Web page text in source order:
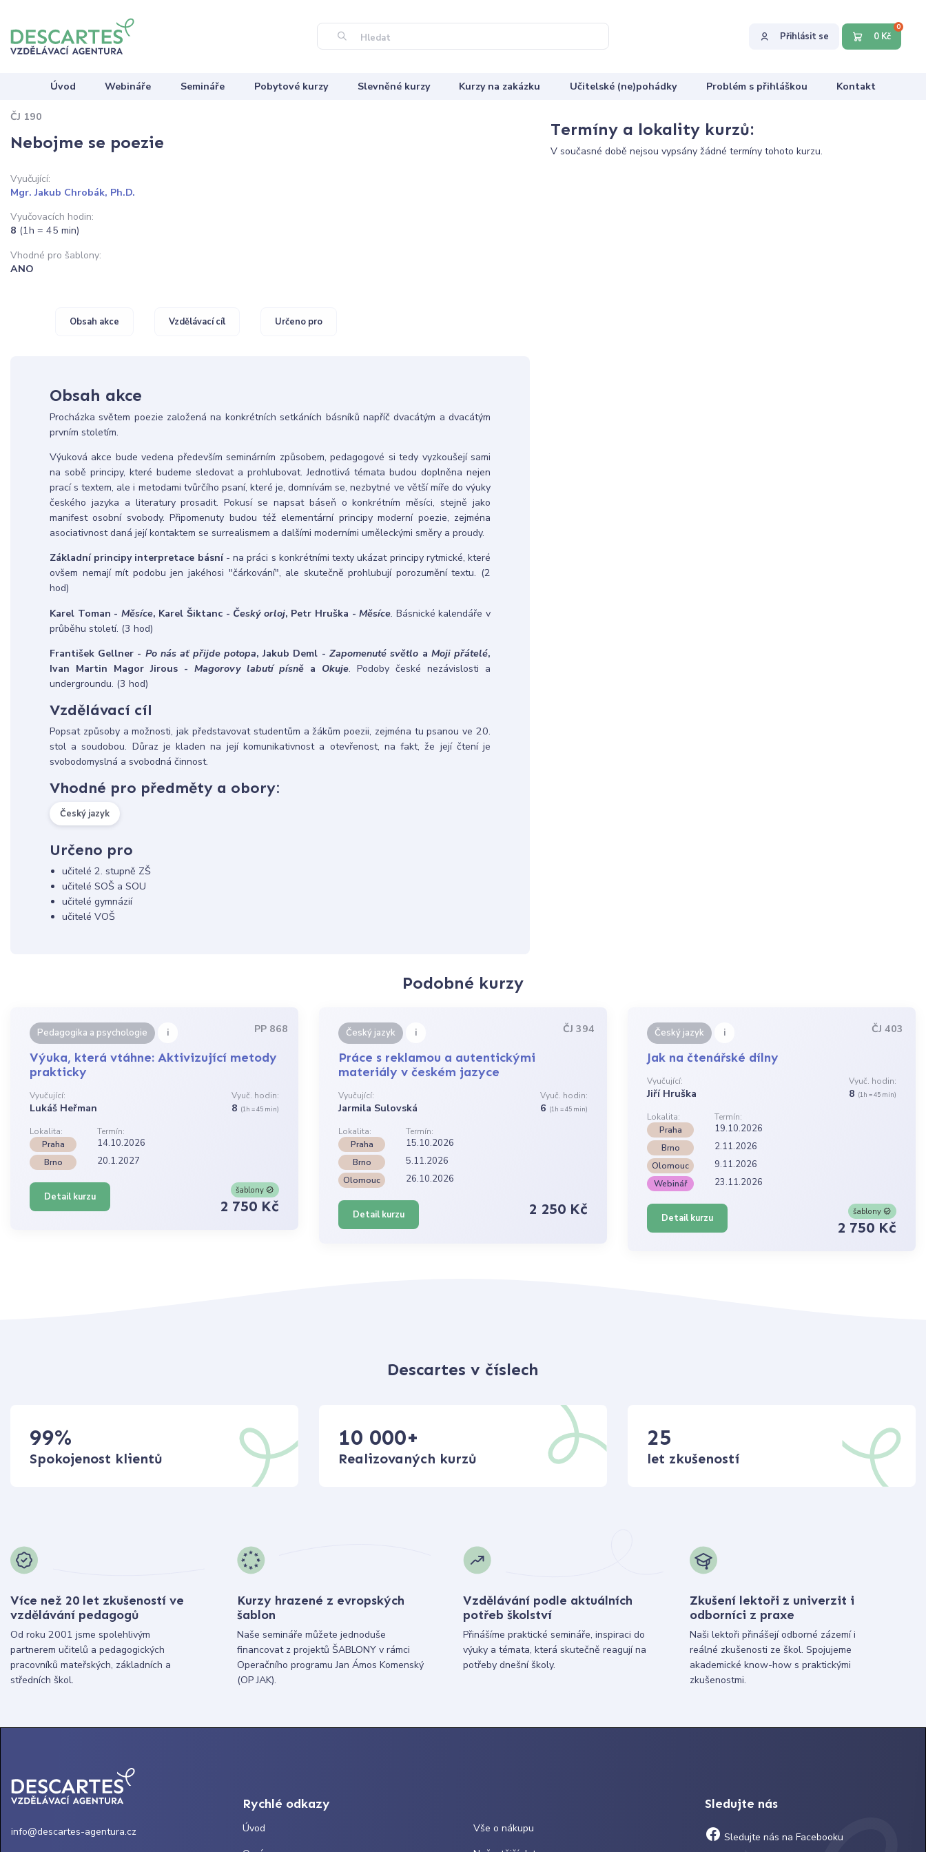
Hledat Přihlásit se 0 Kč
0
Úvod Webináře Semináře Pobytové kurzy Slevněné kurzy Kurzy na zakázku Učitelské (ne)pohádky Problém s přihláškou Kontakt
ČJ 190
Nebojme se poezie
Vyučující:
Mgr. Jakub Chrobák, Ph.D.
Vyučovacích hodin:
8 (1h = 45 min)
Vhodné pro šablony:
ANO
Obsah akce Vzdělávací cíl Určeno pro
Obsah akce
Procházka světem poezie založená na konkrétních setkáních básníků napříč dvacátým a dvacátým
prvním stoletím.
Výuková akce bude vedena především seminárním způsobem, pedagogové si tedy vyzkoušejí sami
na sobě principy, které budeme sledovat a prohlubovat. Jednotlivá témata budou doplněna nejen
prací s textem, ale i metodami tvůrčího psaní, které je, domnívám se, nezbytné ve větší míře do výuky
českého jazyka a literatury prosadit. Pokusí se napsat báseň o konkrétním měsíci, stejně jako
manifest osobní svobody. Připomenuty budou též elementární principy moderní poezie, zejména
asociativnost daná její kontaktem se surrealismem a dalšími moderními uměleckými směry a proudy.
Základní principy interpretace básní- na práci s konkrétními texty ukázat principy rytmické, které
ovšem nemají mít podobu jen jakéhosi "čárkování", ale skutečně prohlubují porozumění textu. (2
hod)
Karel Toman - Měsíce, Karel Šiktanc - Český orloj, Petr Hruška -Měsíce. Básnické kalendáře v
průběhu století. (3 hod)
František Gellner - Po nás ať přijde potopa, Jakub Deml - Zapomenuté světlo a Moji přátelé,
Ivan Martin Magor Jirous - Magorovy labutí písně a Okuje. Podoby české nezávislosti a
undergroundu. (3 hod)
Vzdělávací cíl
Popsat způsoby a možnosti, jak představovat studentům a žákům poezii, zejména tu psanou ve 20.
stol a soudobou. Důraz je kladen na její komunikativnost a otevřenost, na fakt, že její čtení je
svobodomyslná a svobodná činnost.
Vhodné pro předměty a obory:
Český jazyk
Určeno pro
učitelé 2. stupně ZŠ
učitelé SOŠ a SOU
učitelé gymnázií
učitelé VOŠ
Termíny a lokality kurzů:
V současné době nejsou vypsány žádné termíny tohoto kurzu.
Podobné kurzy
Pedagogika a psychologie i PP 868
Výuka, která vtáhne: Aktivizující metody
prakticky
Vyučující:
Lukáš Heřman
Vyuč. hodin:
8 (1h = 45 min)
Lokalita:
Termín:
Praha
14.10.2026
Brno 20.1.2027
Detail kurzu
šablony
2 750 Kč
Český jazyk i ČJ 394
Práce s reklamou a autentickými
materiály v českém jazyce
Vyučující:
Jarmila Sulovská
Vyuč. hodin:
6 (1h = 45 min)
Lokalita:
Termín:
Praha
15.10.2026
Brno 5.11.2026
Olomouc 26.10.2026
Detail kurzu 2 250 Kč
Český jazyk i ČJ 403
Jak na čtenářské dílny
Vyučující:
Jiří Hruška
Vyuč. hodin:
8 (1h = 45 min)
Lokalita:
Termín:
Praha
19.10.2026
Brno 2.11.2026
Olomouc 9.11.2026
Webinář 23.11.2026
Detail kurzu
šablony
2 750 Kč
Descartes v číslech
99%
Spokojenost klientů
10 000+
Realizovaných kurzů
25
let zkušeností
Více než 20 let zkušeností ve
vzdělávání pedagogů
Od roku 2001 jsme spolehlivým
partnerem učitelů a pedagogických
pracovníků mateřských, základních a
středních škol.
Kurzy hrazené z evropských
šablon
Naše semináře můžete jednoduše
financovat z projektů ŠABLONY v rámci
Operačního programu Jan Ámos Komenský
(OP JAK).
Vzdělávání podle aktuálních
potřeb školství
Přinášíme praktické semináře, inspiraci do
výuky a témata, která skutečně reagují na
potřeby dnešní školy.
Zkušení lektoři z univerzit i
odborníci z praxe
Naši lektoři přinášejí odborné zázemí i
reálné zkušenosti ze škol. Spojujeme
akademické know-how s praktickými
zkušenostmi.
info@descartes-agentura.cz
Rychlé odkazy
Úvod
Vše o nákupu
Sledujte nás
Sledujte nás na Facebooku